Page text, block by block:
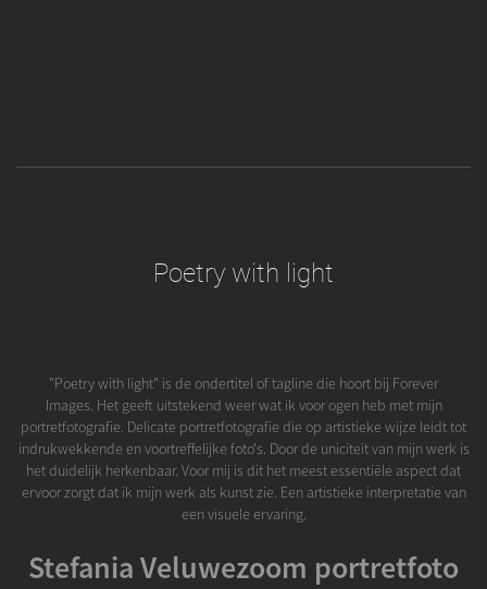
Poetry with light
"Poetry with light" is de ondertitel of tagline die hoort bij Forever
Images. Het geeft uitstekend weer wat ik voor ogen heb met mijn
portretfotografie. Delicate portretfotografie die op artistieke wijze leidt tot
indrukwekkende en voortreffelijke foto's. Door de uniciteit van mijn werk is
het duidelijk herkenbaar. Voor mij is dit het meest essentiële aspect dat
ervoor zorgt dat ik mijn werk als kunst zie. Een artistieke interpretatie van
een visuele ervaring.
Stefania Veluwezoom portretfoto